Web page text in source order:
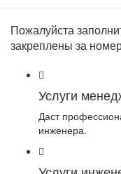
Пожалуйста
закреплены за
Услуги
Даст
инженера.